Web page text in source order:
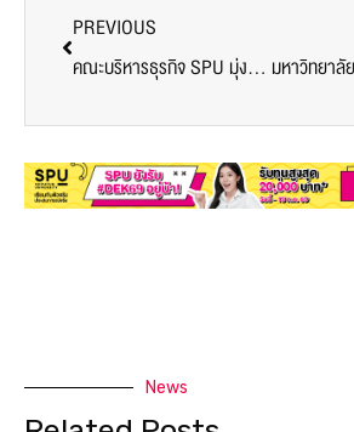
PREVIOUS
คณะบริหารธุรกิจ SPU มุ่งสร้างบัณฑิตคุณภาพ ส่งนักศึกษาลงสนามสหกิจ ณ เมืองคุนหมิง ประเทศจีน พร้อม ‘เรียนรู้จริง’ สู่การเป็นมืออาชีพธุรกิจโลก
News